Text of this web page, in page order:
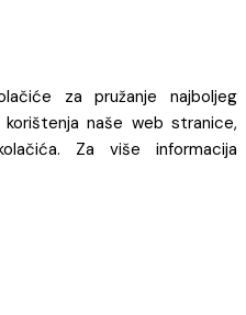
za pružanje najboljeg
naše web stranice,
Za više informacija